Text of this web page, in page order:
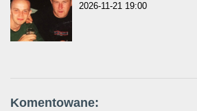
2026-11-21 19:00
Komentowane: